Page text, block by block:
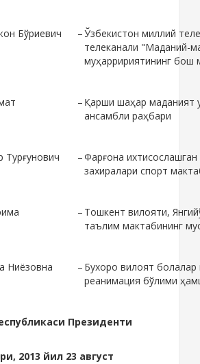
Бўриевич –Ўзбекистон миллий
телеканали "Маданий-
муҳарририятининг бош
– Қарши шаҳар маданият
ансамбли раҳбари
Турғунович –Фарғона
захиралари спорт
– Тошкент вилояти,
таълим мактабининг
Ниёзовна – Бухоро вилоят болалар
реанимация бўлими
Президенти
2013 йил 23 август